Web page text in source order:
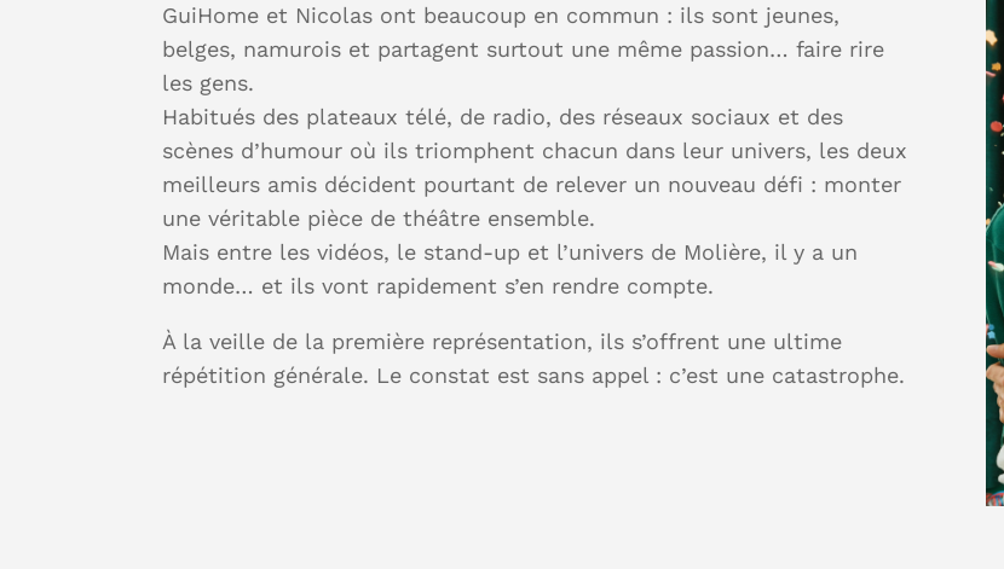
GuiHome et Nicolas ont beaucoup en commun : ils sont jeunes,
belges, namurois et partagent surtout une même passion… faire rire
les gens.
Habitués des plateaux télé, de radio, des réseaux sociaux et des
scènes d’humour où ils triomphent chacun dans leur univers, les deux
meilleurs amis décident pourtant de relever un nouveau défi : monter
une véritable pièce de théâtre ensemble.
Mais entre les vidéos, le stand-up et l’univers de Molière, il y a un
monde… et ils vont rapidement s’en rendre compte.
À la veille de la première représentation, ils s’offrent une ultime
répétition générale. Le constat est sans appel : c’est une catastrophe.